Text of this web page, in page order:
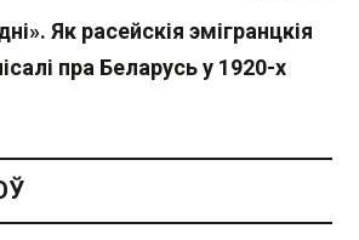
Як расейскія эмігранцкія
пра Беларусь у 1920-х